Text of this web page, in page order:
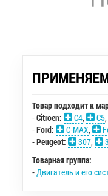
Товар подходит к
-Citroen: C4, C5,
-Ford: C-MAX,
-Peugeot: 307,
Товарная группа:
-Двигатель и его